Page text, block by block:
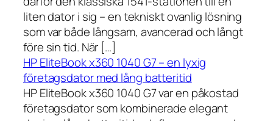
liten dator i sig – en tekniskt ovanlig lösning
som var både långsam, avancerad och långt
före sin tid. När […]
HP EliteBook x360 1040 G7 – en lyxig
företagsdator med lång batteritid
HP EliteBook x360 1040 G7 var en påkostad
företagsdator som kombinerade elegant